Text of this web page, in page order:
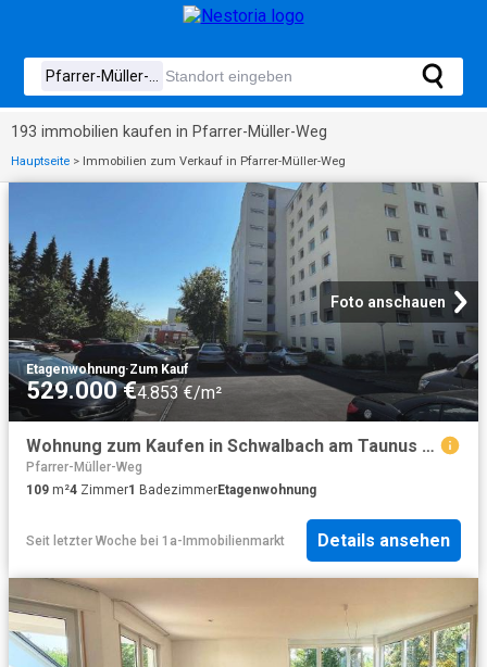
193 immobilien kaufen in Pfarrer-Müller-Weg
Hauptseite > Immobilien zum Verkauf in Pfarrer-Müller-Weg
Foto anschauen
Etagenwohnung·Zum Kauf
529.000 €4.853 €/m²
Wohnung zum Kaufen in Schwalbach am Taunus 529.000,00 EUR 109 m²
Pfarrer-Müller-Weg
109 m²4 Zimmer1 BadezimmerEtagenwohnung
Seit letzter Woche bei 1a-Immobilienmarkt Details ansehen